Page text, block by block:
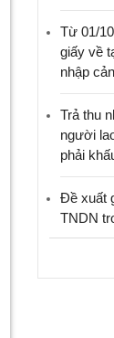
Từ 01/
giấy về
nhập
Trả thu
người
phải
Đề xuất
TNDN